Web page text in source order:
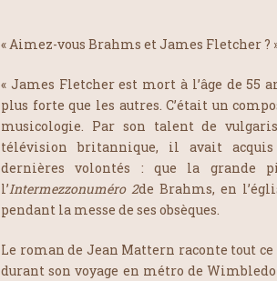
« Aimez-vous Brahms et James Fletcher ?
« James Fletcher est mort à l’âge de 55
plus forte que les autres. C’était un
musicologie. Par son talent de
télévision britannique, il avait
dernières volontés : que la grande
l’Intermezzonuméro 2de Brahms, en
pendant la messe de ses obsèques.
Le roman de Jean Mattern raconte tout
durant son voyage en métro de